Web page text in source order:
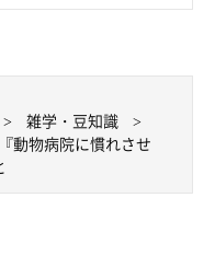
どうしても暴れたり、興
なときは、洗濯ネットに猫
雑学・豆知識
動物病院に慣れさせ